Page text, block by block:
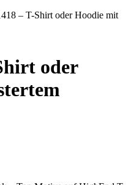
– T-Shirt oder Hoodie mit
oder